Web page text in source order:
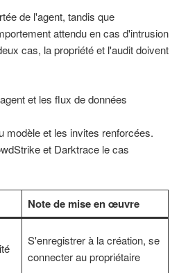
de l'agent, tandis que
attendu en cas d'intrusion
cas, la propriété et l'audit doivent
et les flux de données
modèle et les invites renforcées.
et Darktrace le cas
Note de mise en œuvre
S'enregistrer à la création, se
connecter au propriétaire